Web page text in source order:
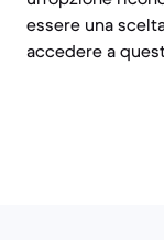
essere una
accedere a